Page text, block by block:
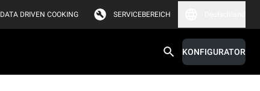
DATA DRIVEN COOKING SERVICEBEREICH
KONFIGURATOR